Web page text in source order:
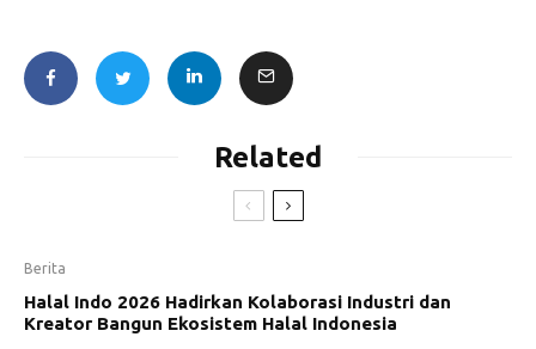
Related
Berita
Halal Indo 2026 Hadirkan Kolaborasi Industri dan
Kreator Bangun Ekosistem Halal Indonesia